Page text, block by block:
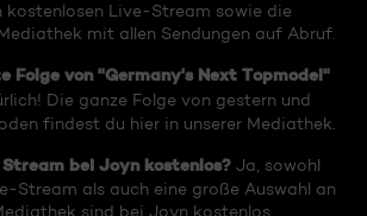
kostenlosen Live-Stream sowie die
mit allen Sendungen auf Abruf.
Folge von "Germany's Next Topmodel"
Die ganze Folge von gestern und
findest du hier in unserer Mediathek.
bei Joyn kostenlos? Ja, sowohl
Stream als auch eine große Auswahl an
sind bei Joyn kostenlos